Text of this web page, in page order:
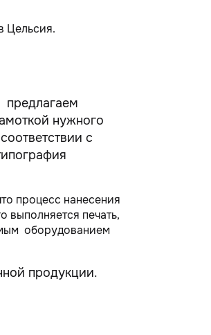
Цельсия.
нужного
с
процесс нанесения
печать,
оборудованием
продукции.